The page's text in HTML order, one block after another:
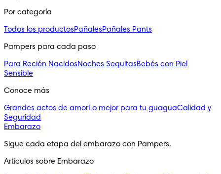
Por categoría
Todos los productosPañalesPañales Pants
Pampers para cada paso
Para Recién NacidosNoches SequitasBebés con Piel
Sensible
Conoce más
Grandes actos de amorLo mejor para tu guaguaCalidad y
Seguridad
Embarazo
Sigue cada etapa del embarazo con Pampers.
Artículos sobre Embarazo